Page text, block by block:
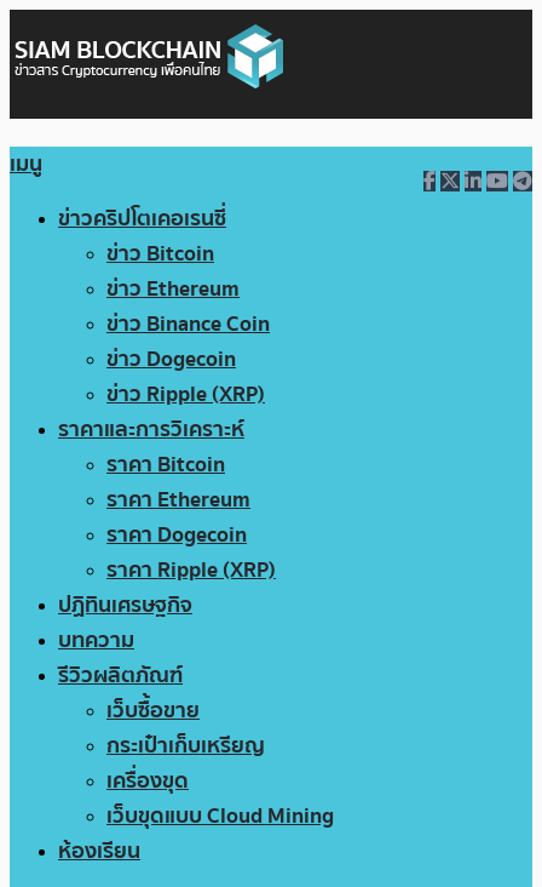
เมนู
ข่าวคริปโตเคอเรนซี่
ข่าว Bitcoin
ข่าว Ethereum
ข่าว Binance Coin
ข่าว Dogecoin
ข่าว Ripple (XRP)
ราคาและการวิเคราะห์
ราคา Bitcoin
ราคา Ethereum
ราคา Dogecoin
ราคา Ripple (XRP)
ปฏิทินเศรษฐกิจ
บทความ
รีวิวผลิตภัณฑ์
เว็บซื้อขาย
กระเป๋าเก็บเหรียญ
เครื่องขุด
เว็บขุดแบบ Cloud Mining
ห้องเรียน